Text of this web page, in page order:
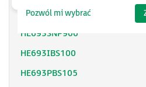
HE693RTU940
HE693SNP900
HE693IBS100
HE693PBS105
Pozwól mi wybrać